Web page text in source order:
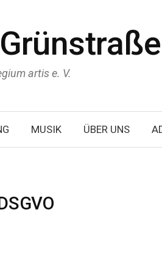
artis e. V.
MUSIK ÜBER UNS